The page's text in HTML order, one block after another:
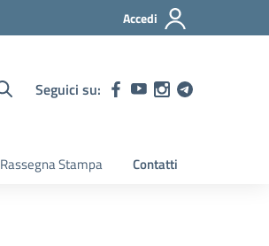
Accedi
Seguici su:
Rassegna Stampa Contatti